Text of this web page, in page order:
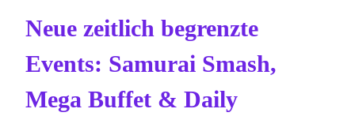
Neue zeitlich begrenzte
Events: Samurai Smash,
Mega Buffet & Daily